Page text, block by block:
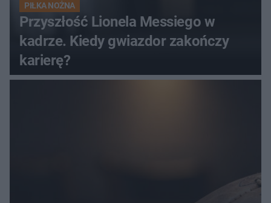
PIŁKA NOŻNA
Przyszłość Lionela Messiego w
kadrze. Kiedy gwiazdor zakończy
karierę?